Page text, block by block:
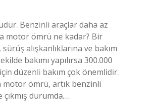
Benzinli araçlar daha az
motor ömrü ne kadar? Bir
alışkanlıklarına ve bakım
bakımı yapılırsa 300.000
düzenli bakım çok önemlidir.
motor ömrü, artık benzinli
durumda.…